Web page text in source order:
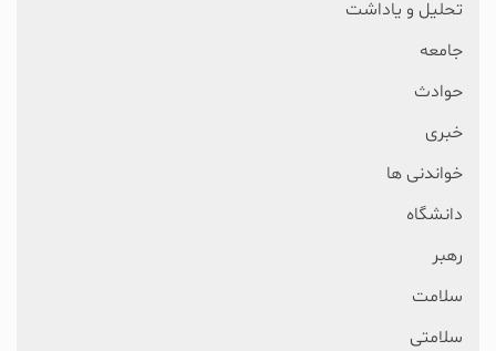
تحلیل و یاداشت
جامعه
حوادث
خبری
خواندنی ها
دانشگاه
رهبر
سلامت
سلامتی